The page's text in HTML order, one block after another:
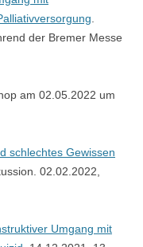
der Bremer Messe
am 02.05.2022 um
schlechtes Gewissen
02.02.2022,
Umgang mit